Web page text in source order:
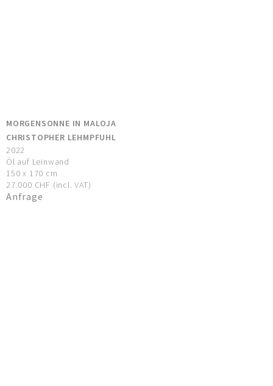
MORGENSONNE IN MALOJA
CHRISTOPHER LEHMPFUHL
2022
Öl auf Leinwand
150 x 170 cm
27.000 CHF (incl. VAT)
Anfrage